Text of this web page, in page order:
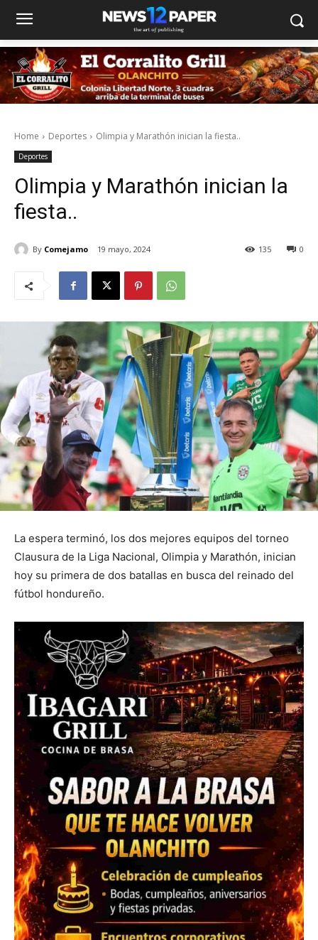
Home Deportes Olimpia y Marathón inician la fiesta..
Deportes
Olimpia y Marathón inician la
fiesta..
By Comejamo 19 mayo, 2024 0
135
La espera terminó, los dos mejores equipos del torneo
Clausura de la Liga Nacional, Olimpia y Marathón, inician
hoy su primera de dos batallas en busca del reinado del
fútbol hondureño.